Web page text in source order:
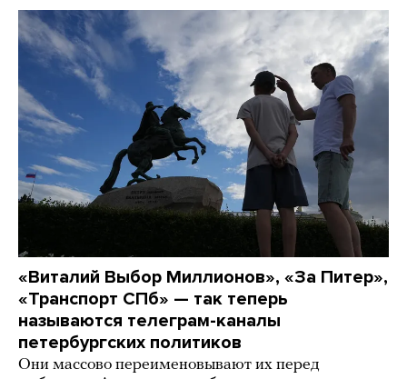
«Виталий Выбор Миллионов», «За Питер»,
«Транспорт СПб» — так теперь
называются телеграм-каналы
петербургских политиков
Они массово переименовывают их перед